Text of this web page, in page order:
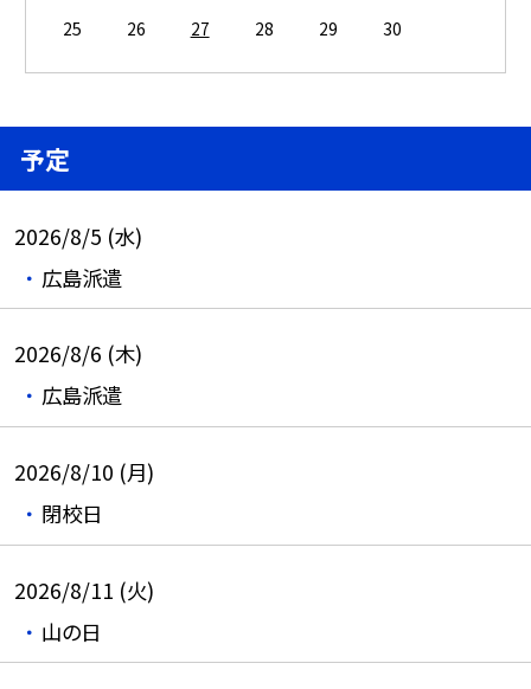
25
26 27 28 29 30
予定
2026/8/5 (水)
広島派遣
2026/8/6 (木)
広島派遣
2026/8/10 (月)
閉校日
2026/8/11 (火)
山の日